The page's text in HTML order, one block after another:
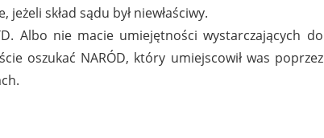
skład sądu był niewłaściwy.
Albo nie macie umiejętności wystarczających do
oszukać NARÓD, który umiejscowił was poprzez